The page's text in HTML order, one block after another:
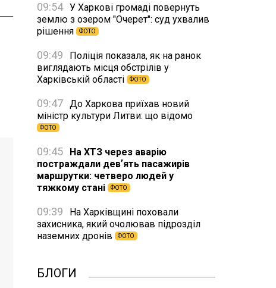
09:54
У Харкові громаді повернуть
землю з озером "Очерет": суд ухвалив
рішення
ФОТО
09:49
Поліція показала, як на ранок
виглядають місця обстрілів у
Харківській області
ФОТО
09:47
До Харкова приїхав новий
міністр культури Литви: що відомо
ФОТО
09:45
На ХТЗ через аварію
постраждали девʼять пасажирів
маршрутки: четверо людей у
тяжкому стані
ФОТО
09:39
На Харківщині поховали
захисника, який очолював підрозділ
наземних дронів
ФОТО
БЛОГИ